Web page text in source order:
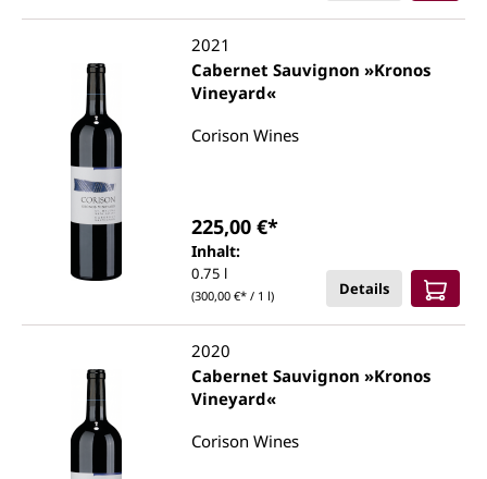
2021
Cabernet Sauvignon »Kronos
Vineyard«
Corison Wines
Inhalt:
0.75 l
(300,00 €* / 1 l)
225,00 €*
Details
2020
Cabernet Sauvignon »Kronos
Vineyard«
Corison Wines